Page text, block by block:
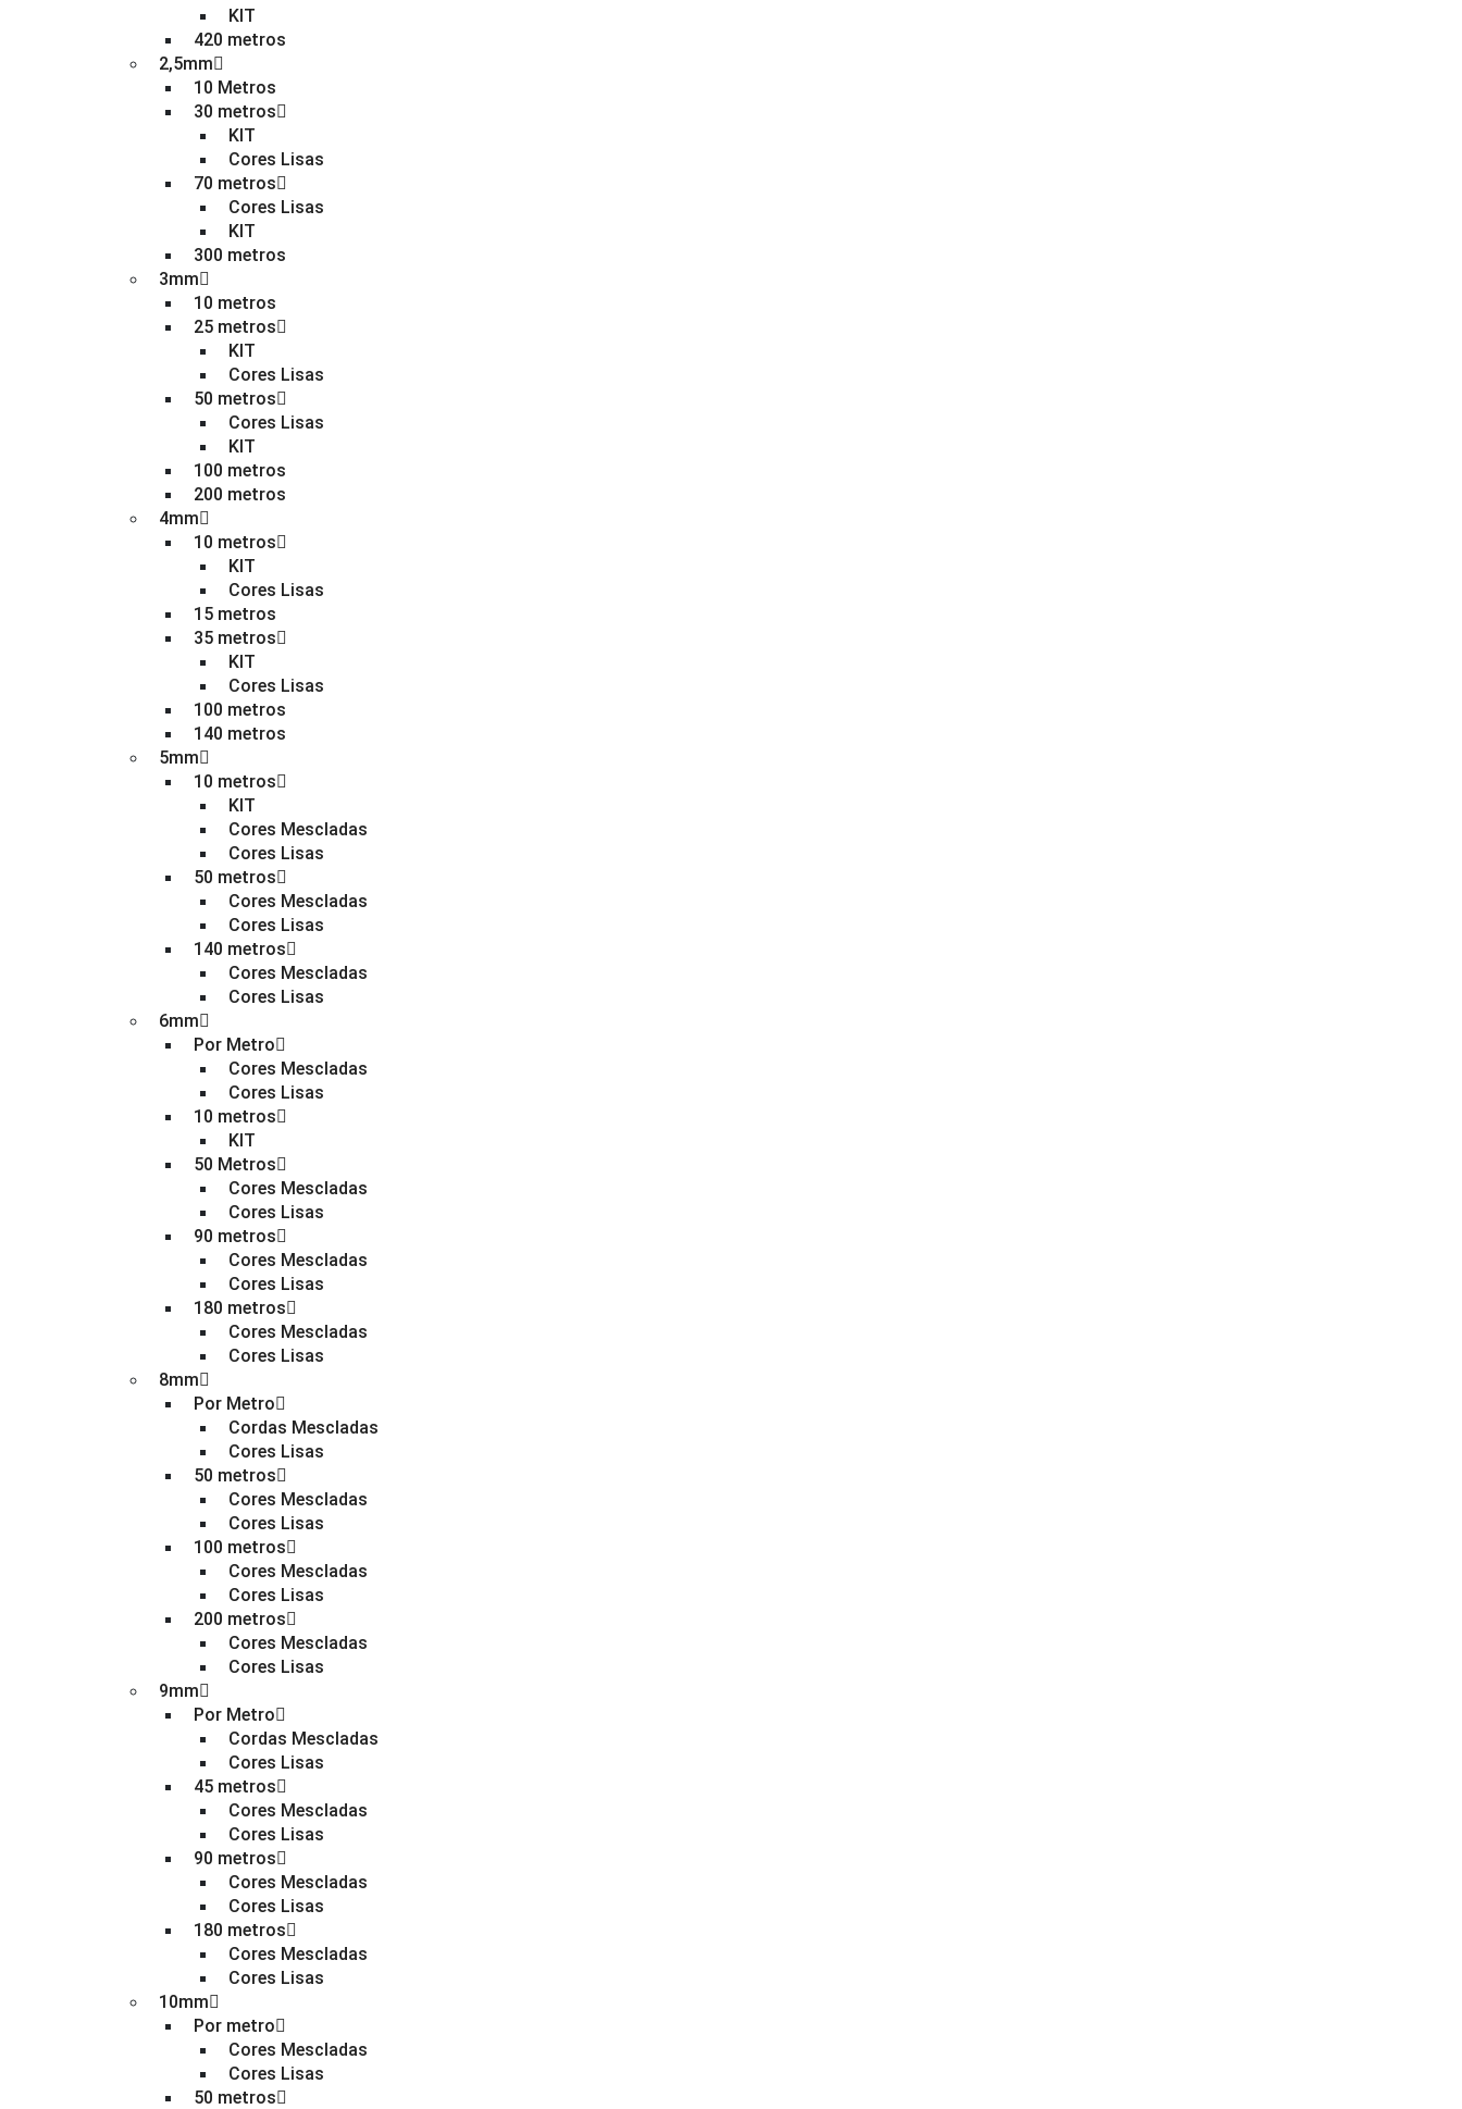
KIT
420 metros
2,5mm
10 Metros
30 metros
KIT
Cores Lisas
70 metros
Cores Lisas
KIT
300 metros
3mm
10 metros
25 metros
KIT
Cores Lisas
50 metros
Cores Lisas
KIT
100 metros
200 metros
4mm
10 metros
KIT
Cores Lisas
15 metros
35 metros
KIT
Cores Lisas
100 metros
140 metros
5mm
10 metros
KIT
Cores Mescladas
Cores Lisas
50 metros
Cores Mescladas
Cores Lisas
140 metros
Cores Mescladas
Cores Lisas
6mm
Por Metro
Cores Mescladas
Cores Lisas
10 metros
KIT
50 Metros
Cores Mescladas
Cores Lisas
90 metros
Cores Mescladas
Cores Lisas
180 metros
Cores Mescladas
Cores Lisas
8mm
Por Metro
Cordas Mescladas
Cores Lisas
50 metros
Cores Mescladas
Cores Lisas
100 metros
Cores Mescladas
Cores Lisas
200 metros
Cores Mescladas
Cores Lisas
9mm
Por Metro
Cordas Mescladas
Cores Lisas
45 metros
Cores Mescladas
Cores Lisas
90 metros
Cores Mescladas
Cores Lisas
180 metros
Cores Mescladas
Cores Lisas
10mm
Por metro
Cores Mescladas
Cores Lisas
50 metros